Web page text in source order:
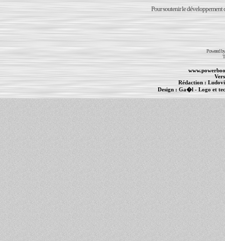
Pour soutenir le développement
Powered
Rédaction :
Design :Ga�l- Logo et
PowerBook